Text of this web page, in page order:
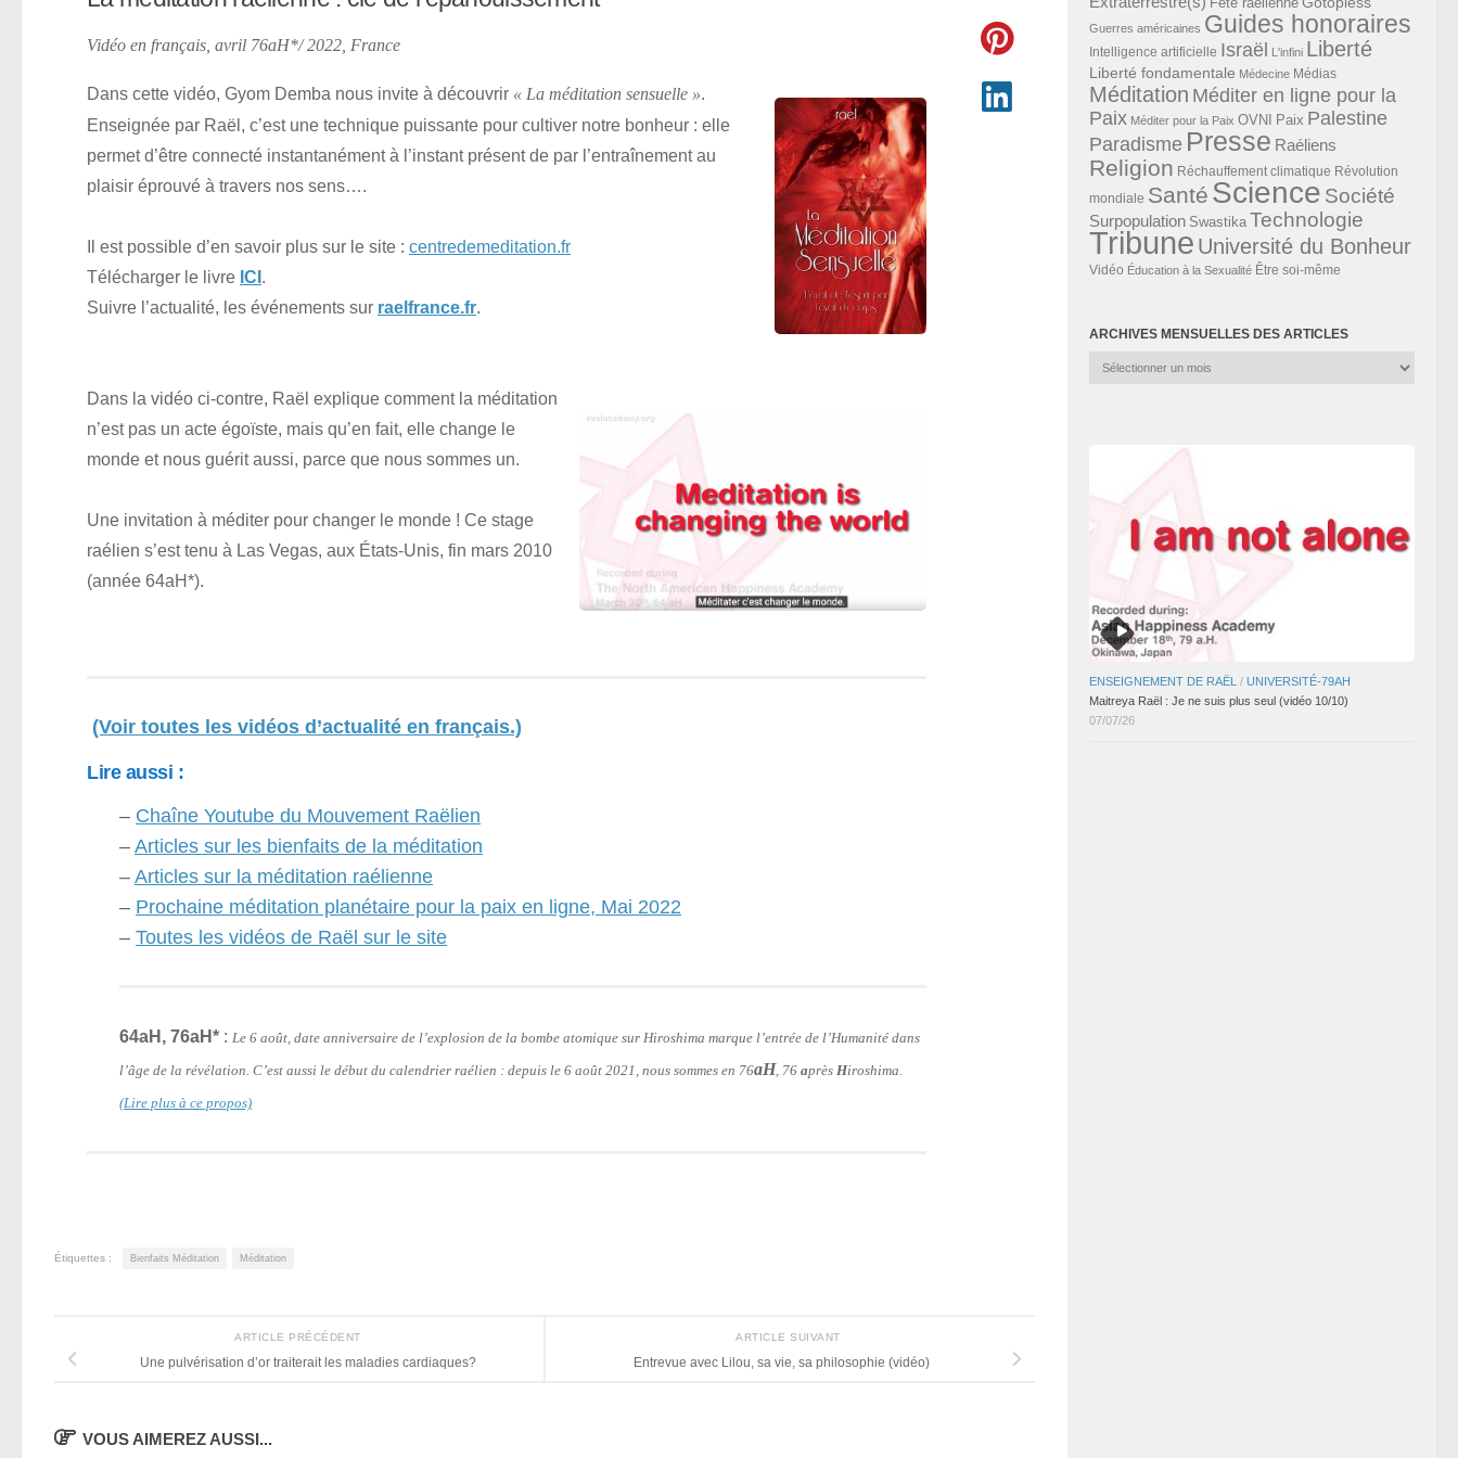
Vidéo en français, avril 76aH*/ 2022, France
Dans cette vidéo, Gyom Demba nous invite à découvrir « La méditation sensuelle ».
Enseignée par Raël, c’est une technique puissante pour cultiver notre bonheur : elle
permet d’être connecté instantanément à l’instant présent de par l’entraînement au
plaisir éprouvé à travers nos sens….
Il est possible d’en savoir plus sur le site : centredemeditation.fr
Télécharger le livre ICI.
Suivre l’actualité, les événements sur raelfrance.fr.
Dans la vidéo ci-contre, Raël explique comment la méditation
n’est pas un acte égoïste, mais qu’en fait, elle change le
monde et nous guérit aussi, parce que nous sommes un.
Une invitation à méditer pour changer le monde ! Ce stage
raélien s’est tenu à Las Vegas, aux États-Unis, fin mars 2010
(année 64aH*).
(Voir toutes les vidéos d’actualité en français.)
Lire aussi :
– Chaîne Youtube du Mouvement Raëlien
– Articles sur les bienfaits de la méditation
– Articles sur la méditation raélienne
– Prochaine méditation planétaire pour la paix en ligne, Mai 2022
– Toutes les vidéos de Raël sur le site
64aH, 76aH* : Le 6 août, date anniversaire de l’explosion de la bombe atomique sur Hiroshima marque l’entrée de l’Humanité dans
l’âge de la révélation. C’est aussi le début du calendrier raélien : depuis le 6 août 2021, nous sommes en 76aH, 76 après Hiroshima.
(Lire plus à ce propos)
Étiquettes : Bienfaits Méditation Méditation
ARTICLE SUIVANT
Entrevue avec Lilou, sa vie, sa philosophie (vidéo)
ARTICLE PRÉCÉDENT
Une pulvérisation d’or traiterait les maladies cardiaques?
VOUS AIMEREZ AUSSI...
Fête raélienne
Guerres américaines Guides honoraires
Intelligence artificielle Israël L'infini Liberté
Liberté fondamentale Médecine Médias
Méditation Méditer en ligne pour la
Paix Méditer pour la Paix OVNI Paix Palestine
Paradisme Presse Raéliens
Religion Réchauffement climatique Révolution
mondiale Santé Science Société
Surpopulation Swastika Technologie
Tribune Université du Bonheur
Vidéo Éducation à la Sexualité Être soi-même
ARCHIVES MENSUELLES DES ARTICLES
Archives
ENSEIGNEMENT DE RAËL / UNIVERSITÉ-79AH
Maitreya Raël : Je ne suis plus seul (vidéo 10/10)
07/07/26